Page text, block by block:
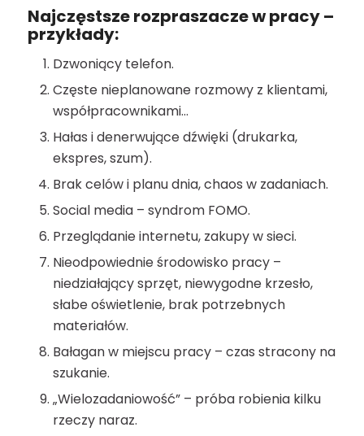
Najczęstsze rozpraszacze w pracy –
przykłady:
Dzwoniący telefon.
Częste nieplanowane rozmowy z klientami,
współpracownikami…
Hałas i denerwujące dźwięki (drukarka,
ekspres, szum).
Brak celów i planu dnia, chaos w zadaniach.
Social media – syndrom FOMO.
Przeglądanie internetu, zakupy w sieci.
Nieodpowiednie środowisko pracy –
niedziałający sprzęt, niewygodne krzesło,
słabe oświetlenie, brak potrzebnych
materiałów.
Bałagan w miejscu pracy – czas stracony na
szukanie.
„Wielozadaniowość” – próba robienia kilku
rzeczy naraz.